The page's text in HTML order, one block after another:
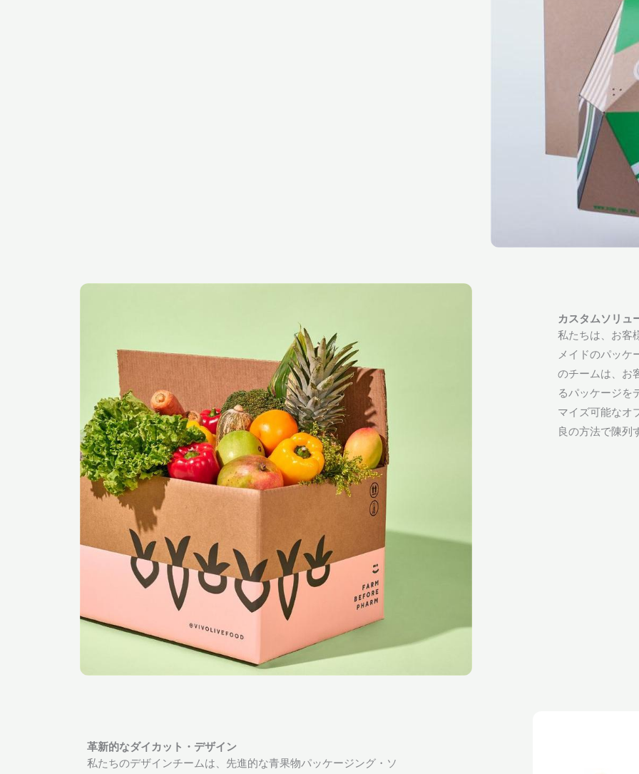
カスタムソリュ
私たちは、お客
メイドのパッケ
のチームは、お
るパッケージを
マイズ可能なオ
良の方法で陳列
革新的なダイカット・デザイン
私たちのデザインチームは、先進的な青果物パッケージング・ソ